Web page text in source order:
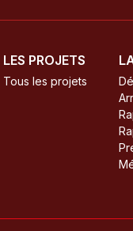
LES PROJETS
Tous les projets